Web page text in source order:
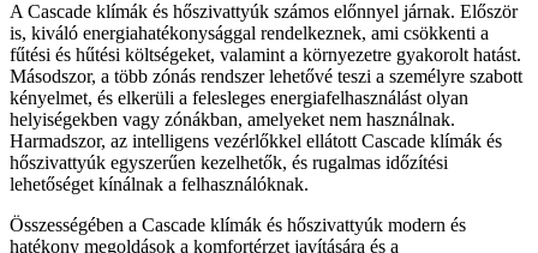
A Cascade klímák és hőszivattyúk számos előnnyel járnak. Először
is, kiváló energiahatékonysággal rendelkeznek, ami csökkenti a
fűtési és hűtési költségeket, valamint a környezetre gyakorolt ​​hatást.
Másodszor, a több zónás rendszer lehetővé teszi a személyre szabott
kényelmet, és elkerüli a felesleges energiafelhasználást olyan
helyiségekben vagy zónákban, amelyeket nem használnak.
Harmadszor, az intelligens vezérlőkkel ellátott Cascade klímák és
hőszivattyúk egyszerűen kezelhetők, és rugalmas időzítési
lehetőséget kínálnak a felhasználóknak.
Összességében a Cascade klímák és hőszivattyúk modern és
hatékony megoldások a komfortérzet javítására és a